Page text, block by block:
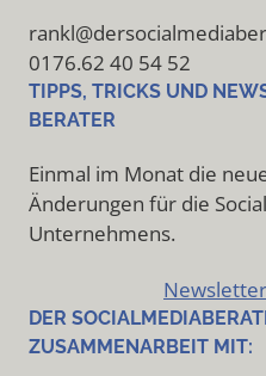
0176.62 40 54 52
TIPPS, TRICKS UND
BERATER
Einmal im Monat die
Änderungen für die
Unternehmens.
DER
ZUSAMMENARBEIT MIT: